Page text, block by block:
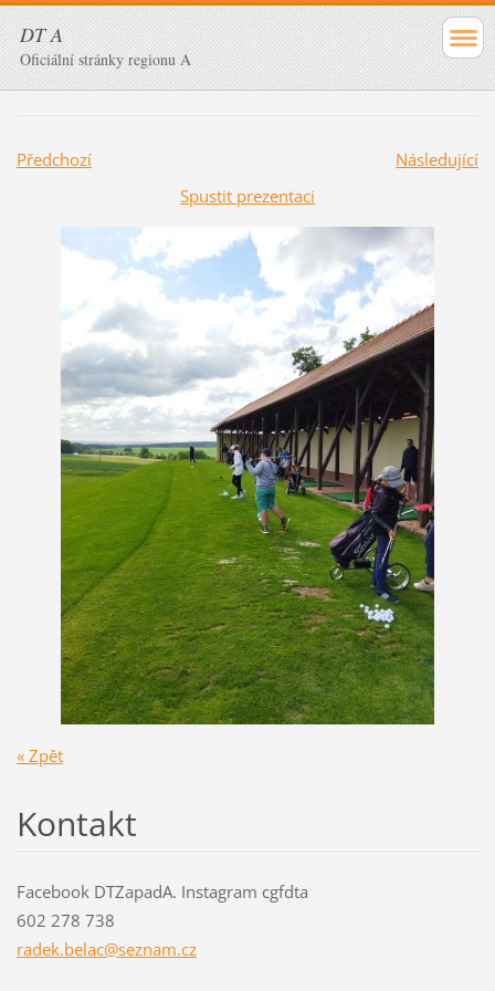
DT A
Oficiální stránky regionu A
Předchozí
Následující
Spustit prezentaci
« Zpět
Kontakt
Facebook DTZapadA. Instagram cgfdta
602 278 738
radek.belac@seznam.cz